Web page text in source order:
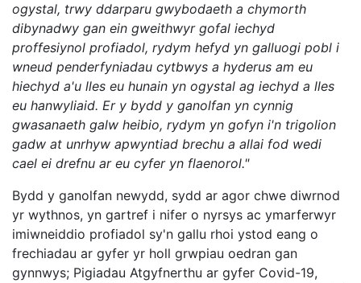
ogystal, trwy ddarparu gwybodaeth a chymorth
dibynadwy gan ein gweithwyr gofal iechyd
proffesiynol profiadol, rydym hefyd yn galluogi pobl i
wneud penderfyniadau cytbwys a hyderus am eu
hiechyd a'u lles eu hunain yn ogystal ag iechyd a lles
eu hanwyliaid. Er y bydd y ganolfan yn cynnig
gwasanaeth galw heibio, rydym yn gofyn i'n trigolion
gadw at unrhyw apwyntiad brechu a allai fod wedi
cael ei drefnu ar eu cyfer yn flaenorol."
Bydd y ganolfan newydd, sydd ar agor chwe diwrnod
yr wythnos, yn gartref i nifer o nyrsys ac ymarferwyr
imiwneiddio profiadol sy'n gallu rhoi ystod eang o
frechiadau ar gyfer yr holl grwpiau oedran gan
gynnwys; Pigiadau Atgyfnerthu ar gyfer Covid-19,